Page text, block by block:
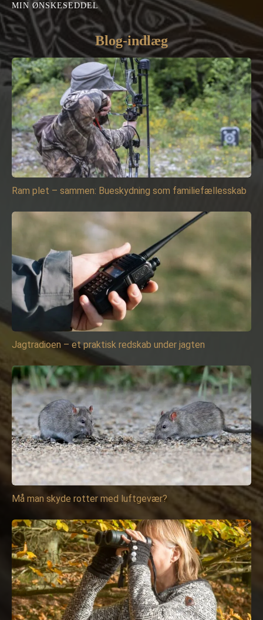
MIN ØNSKESEDDEL
Blog-indlæg
Ram plet – sammen: Bueskydning som familiefællesskab
Jagtradioen – et praktisk redskab under jagten
Må man skyde rotter med luftgevær?